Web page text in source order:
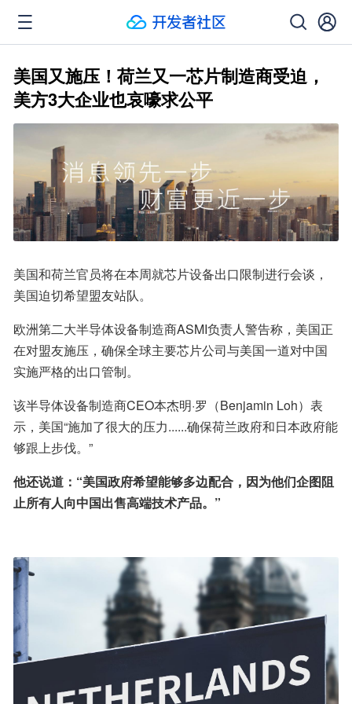
美国又施压！荷兰又一芯片制造商受迫，
美方3大企业也哀嚎求公平
美国和荷兰官员将在本周就芯片设备出口限制进行会谈，
美国迫切希望盟友站队。
欧洲第二大半导体设备制造商ASMI负责人警告称，美国正
在对盟友施压，确保全球主要芯片公司与美国一道对中国
实施严格的出口管制。
该半导体设备制造商CEO本杰明·罗（Benjamin Loh）表
示，美国“施加了很大的压力......确保荷兰政府和日本政府能
够跟上步伐。”
他还说道：“美国政府希望能够多边配合，因为他们企图阻
止所有人向中国出售高端技术产品。”